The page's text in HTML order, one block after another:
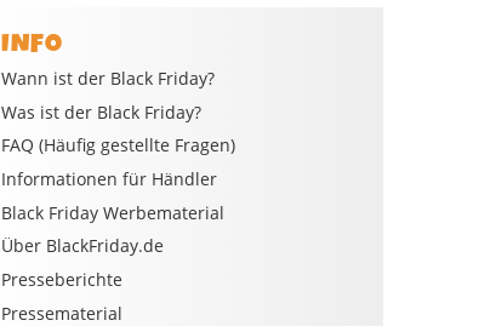
INFO
Wann ist der Black Friday?
Was ist der Black Friday?
FAQ (Häufig gestellte Fragen)
Informationen für Händler
Black Friday Werbematerial
Über BlackFriday.de
Presseberichte
Pressematerial